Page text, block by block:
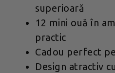
superioară
12 mini ouă în
practic
Cadou perfect
Design atractiv